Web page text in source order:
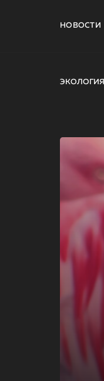
НОВОСТИ
ЭКОЛОГИЯ